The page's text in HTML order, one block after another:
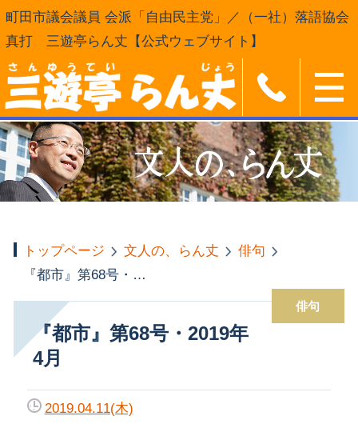
町田市議会議員 会派「自由民主党」／（一社）落語協会
真打 三遊亭らん丈【公式ウェブサイト】
トップページ 文人の、らん丈
俳句
『都市』第68号・2019年4月
『都市』第68号・2019年
4月
俳句
2019.04.11(木)